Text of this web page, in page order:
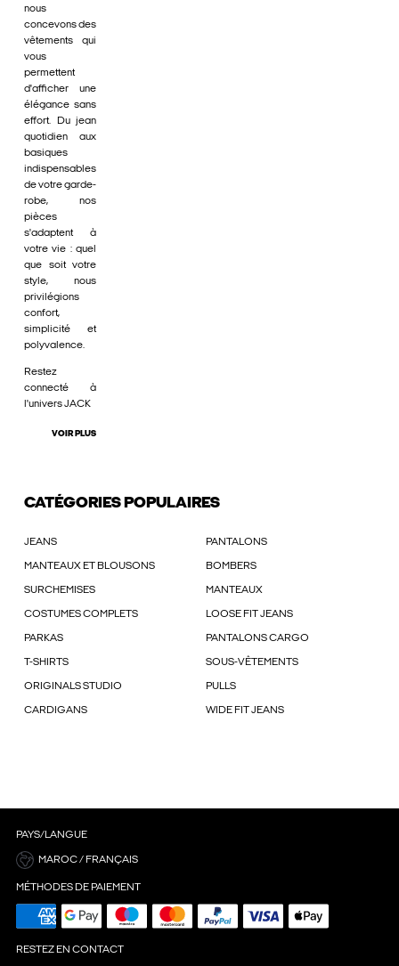
nous
concevons des
vêtements qui
vous
permettent
d'afficher une
élégance sans
effort. Du jean
quotidien aux
basiques
indispensables
de votre garde-
robe, nos
pièces
s'adaptent à
votre vie : quel
que soit votre
style, nous
privilégions
confort,
simplicité et
polyvalence.
Restez
connecté à
l'univers JACK
VOIR PLUS
CATÉGORIES POPULAIRES
JEANS PANTALONS
MANTEAUX ET BLOUSONS BOMBERS
SURCHEMISES MANTEAUX
COSTUMES COMPLETS LOOSE FIT JEANS
PARKAS PANTALONS CARGO
T-SHIRTS SOUS-VÊTEMENTS
ORIGINALS STUDIO PULLS
CARDIGANS WIDE FIT JEANS
PAYS/LANGUE
MAROC / FRANÇAIS
MÉTHODES DE PAIEMENT
RESTEZ EN CONTACT